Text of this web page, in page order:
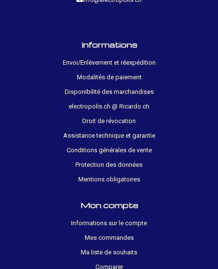
Informations
Envoi/Enlèvement et réexpédition
Modalités de paiement
Disponibilité des marchandises
electropolis.ch @ Ricardo.ch
Droit de révocation
Assistance technique et garantie
Conditions générales de vente
Protection des données
Mentions obligatoires
Mon compte
Informations sur le compte
Mes commandes
Ma liste de souhaits
Comparer